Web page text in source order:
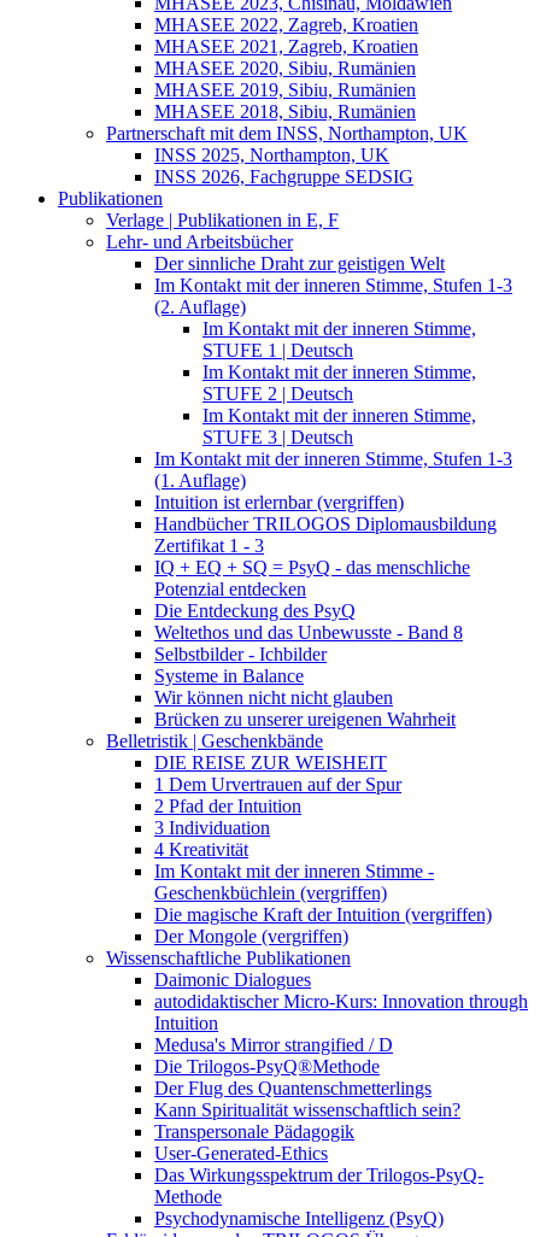
MHASEE 2022, Zagreb, Kroatien
MHASEE 2021, Zagreb, Kroatien
MHASEE 2020, Sibiu, Rumänien
MHASEE 2019, Sibiu, Rumänien
MHASEE 2018, Sibiu, Rumänien
Partnerschaft mit dem INSS, Northampton, UK
INSS 2025, Northampton, UK
INSS 2026, Fachgruppe SEDSIG
Publikationen
Verlage | Publikationen in E, F
Lehr- und Arbeitsbücher
Der sinnliche Draht zur geistigen Welt
Im Kontakt mit der inneren Stimme, Stufen 1-3
(2. Auflage)
Im Kontakt mit der inneren Stimme,
STUFE 1 | Deutsch
Im Kontakt mit der inneren Stimme,
STUFE 2 | Deutsch
Im Kontakt mit der inneren Stimme,
STUFE 3 | Deutsch
Im Kontakt mit der inneren Stimme, Stufen 1-3
(1. Auflage)
Intuition ist erlernbar (vergriffen)
Handbücher TRILOGOS Diplomausbildung
Zertifikat 1 - 3
IQ + EQ + SQ = PsyQ - das menschliche
Potenzial entdecken
Die Entdeckung des PsyQ
Weltethos und das Unbewusste - Band 8
Selbstbilder - Ichbilder
Systeme in Balance
Wir können nicht nicht glauben
Brücken zu unserer ureigenen Wahrheit
Belletristik | Geschenkbände
DIE REISE ZUR WEISHEIT
1 Dem Urvertrauen auf der Spur
2 Pfad der Intuition
3 Individuation
4 Kreativität
Im Kontakt mit der inneren Stimme -
Geschenkbüchlein (vergriffen)
Die magische Kraft der Intuition (vergriffen)
Der Mongole (vergriffen)
Wissenschaftliche Publikationen
Daimonic Dialogues
autodidaktischer Micro-Kurs: Innovation through
Intuition
Medusa's Mirror strangified / D
Die Trilogos-PsyQ®Methode
Der Flug des Quantenschmetterlings
Kann Spiritualität wissenschaftlich sein?
Transpersonale Pädagogik
User-Generated-Ethics
Das Wirkungsspektrum der Trilogos-PsyQ-
Methode
Psychodynamische Intelligenz (PsyQ)